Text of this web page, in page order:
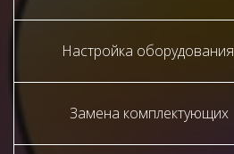
Настройка оборудования
Замена комплектующих